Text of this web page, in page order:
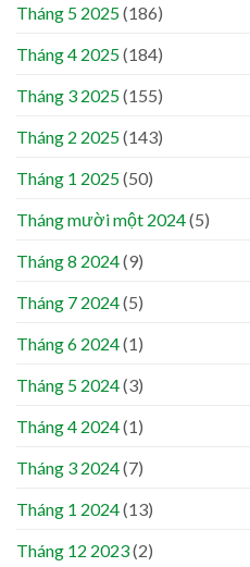
Tháng 5 2025(186)
Tháng 4 2025(184)
Tháng 3 2025(155)
Tháng 2 2025(143)
Tháng 1 2025(50)
Tháng mười một 2024(5)
Tháng 8 2024(9)
Tháng 7 2024(5)
Tháng 6 2024(1)
Tháng 5 2024(3)
Tháng 4 2024(1)
Tháng 3 2024(7)
Tháng 1 2024(13)
Tháng 12 2023(2)